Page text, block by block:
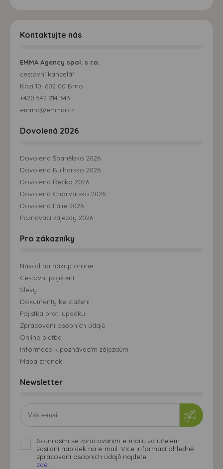
Kontaktujte nás
EMMA Agency spol. s r.o.
cestovní kancelář
Kozí 10, 602 00 Brno
+420 542 214 343
emma@emma.cz
Dovolená 2026
Dovolená Španělsko 2026
Dovolená Bulharsko 2026
Dovolená Řecko 2026
Dovolená Chorvatsko 2026
Dovolená Itálie 2026
Poznávací zájezdy 2026
Pro zákazníky
Návod na nákup online
Cestovní pojištění
Slevy
Dokumenty ke stažení
Pojistka proti úpadku
Zpracování osobních údajů
Online platba
Informace k poznávacím zájezdům
Mapa stránek
Newsletter
Souhlasím se zpracováním e-mailu za účelem
zasílání nabídek na e-mail. Více informací ohledně
zpracování osobních údajů najdete
zde.